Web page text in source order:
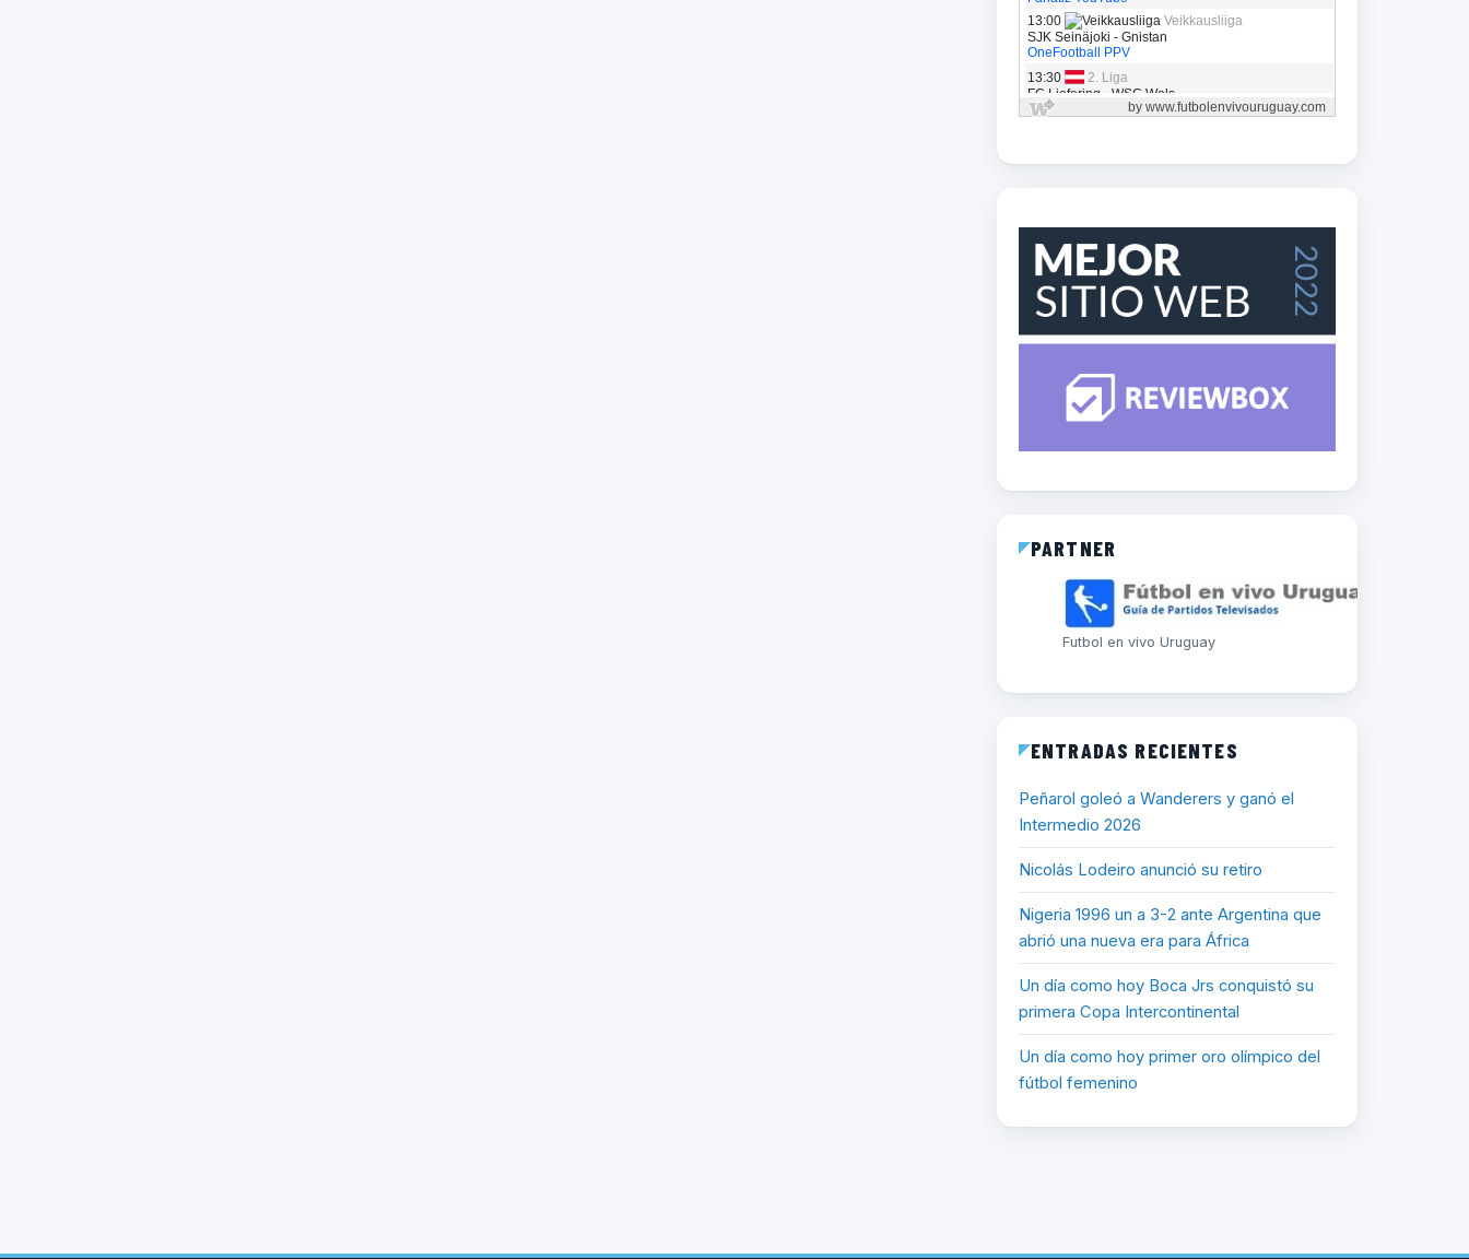
PARTNER
Futbol en vivo Uruguay
ENTRADAS RECIENTES
Peñarol goleó a Wanderers y ganó el
Intermedio 2026
Nicolás Lodeiro anunció su retiro
Nigeria 1996 un a 3-2 ante Argentina que
abrió una nueva era para África
Un día como hoy Boca Jrs conquistó su
primera Copa Intercontinental
Un día como hoy primer oro olímpico del
fútbol femenino